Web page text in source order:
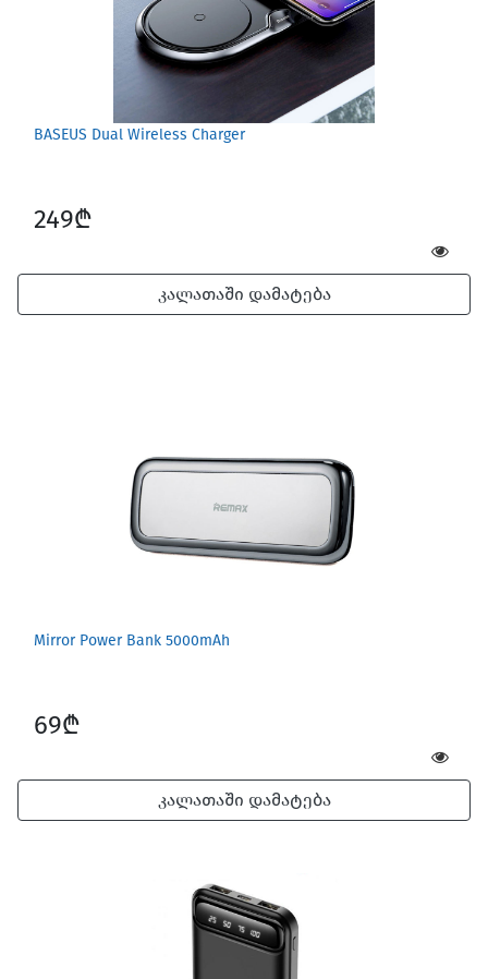
BASEUS Dual Wireless Charger
249₾
კალათაში დამატება
Mirror Power Bank 5000mAh
69₾
კალათაში დამატება